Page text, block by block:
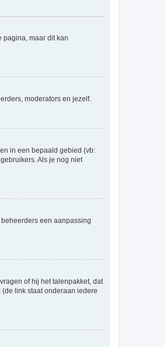
pagina, maar dit kan
moderators en jezelf.
in een bepaald gebied (vb:
Als je nog niet
een aanpassing
of hij het talenpakket, dat
link staat onderaan iedere